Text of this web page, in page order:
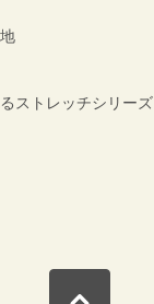
ストレッチシリーズ